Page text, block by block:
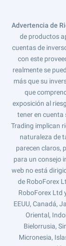
Advertencia de
de productos
cuentas de
con este
realmente se
más que su
que
exposición al
tener en cuenta
Trading implican
naturaleza de
parecen claros,
para un consejo
web no está
de RoboForex
RoboForex Ltd
EEUU, Canadá,
Oriental,
Bielorrusia,
Micronesia,